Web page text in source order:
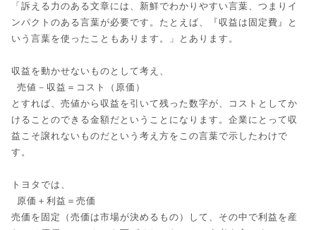
「訴える力のある文章には、新鮮でわかりやすい言葉、つまりイ
ンパクトのある言葉が必要です。たとえば、『収益は固定費』と
いう言葉を使ったこともあります。」とあります。
収益を動かせないものとして考え、
売値－収益＝コスト（原価）
とすれば、売値から収益を引いて残った数字が、コストとしてか
けることのできる金額だということになります。企業にとって収
益こそ譲れないものだという考え方をこの言葉で示したわけで
す。
トヨタでは、
原価＋利益＝売価
売価を固定（売価は市場が決めるもの）して、その中で利益を産